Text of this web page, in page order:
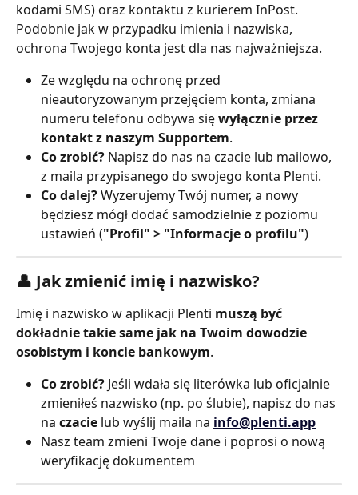
kodami SMS) oraz kontaktu z kurierem InPost.
Podobnie jak w przypadku imienia i nazwiska,
ochrona Twojego konta jest dla nas najważniejsza.
Ze względu na ochronę przed
nieautoryzowanym przejęciem konta, zmiana
numeru telefonu odbywa się wyłącznie przez
kontakt z naszym Supportem.
Co zrobić? Napisz do nas na czacie lub mailowo,
z maila przypisanego do swojego konta Plenti.
Co dalej? Wyzerujemy Twój numer, a nowy
będziesz mógł dodać samodzielnie z poziomu
ustawień ("Profil" > "Informacje o profilu")
👤 Jak zmienić imię i nazwisko?
Imię i nazwisko w aplikacji Plenti muszą być
dokładnie takie same jak na Twoim dowodzie
osobistym i koncie bankowym.
Co zrobić? Jeśli wdała się literówka lub oficjalnie
zmieniłeś nazwisko (np. po ślubie), napisz do nas
na czacie lub wyślij maila na info@plenti.app
Nasz team zmieni Twoje dane i poprosi o nową
weryfikację dokumentem